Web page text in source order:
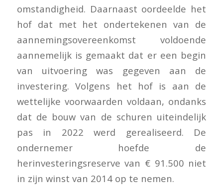
omstandigheid. Daarnaast oordeelde het
hof dat met het ondertekenen van de
aannemingsovereenkomst voldoende
aannemelijk is gemaakt dat er een begin
van uitvoering was gegeven aan de
investering. Volgens het hof is aan de
wettelijke voorwaarden voldaan, ondanks
dat de bouw van de schuren uiteindelijk
pas in 2022 werd gerealiseerd. De
ondernemer hoefde de
herinvesteringsreserve van € 91.500 niet
in zijn winst van 2014 op te nemen.